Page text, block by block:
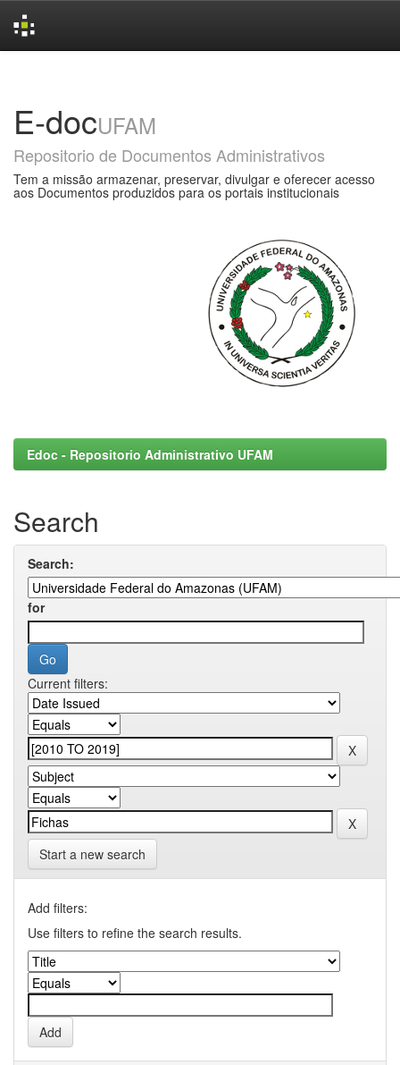
E-docUFAM
Repositorio de Documentos Administrativos
Tem a missão armazenar, preservar, divulgar e oferecer acesso
aos Documentos produzidos para os portais institucionais
Edoc - Repositorio Administrativo UFAM
Search
Search:
for
Current filters:
Start a new search
Add filters:
Use filters to refine the search results.